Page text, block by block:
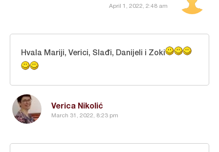
April 1, 2022, 2:48 am
Verica Nikolić
March 31, 2022, 8:23 pm
Hvala Mariji, Verici, Slađi, Danijeli i Zoki